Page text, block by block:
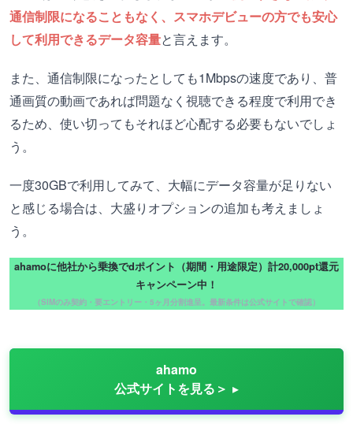
通信制限になることもなく、スマホデビューの方でも安心
して利用できるデータ容量と言えます。
また、通信制限になったとしても1Mbpsの速度であり、普
通画質の動画であれば問題なく視聴できる程度で利用でき
るため、使い切ってもそれほど心配する必要もないでしょ
う。
一度30GBで利用してみて、大幅にデータ容量が足りない
と感じる場合は、大盛りオプションの追加も考えましょ
う。
ahamoに他社から乗換でdポイント（期間・用途限定）計20,000pt還元
キャンペーン中！
（SIMのみ契約・要エントリー・5ヶ月分割進呈。最新条件は公式サイトで確認）
ahamo
公式サイトを見る＞